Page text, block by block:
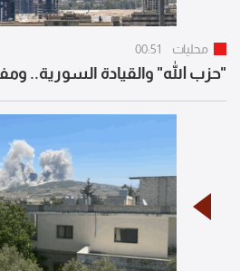
محليات 00:51
"حزب الله" والقيادة السورية..